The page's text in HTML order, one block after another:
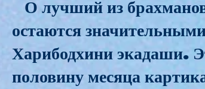
остаются
Харибодхини экадаши.
половину месяца